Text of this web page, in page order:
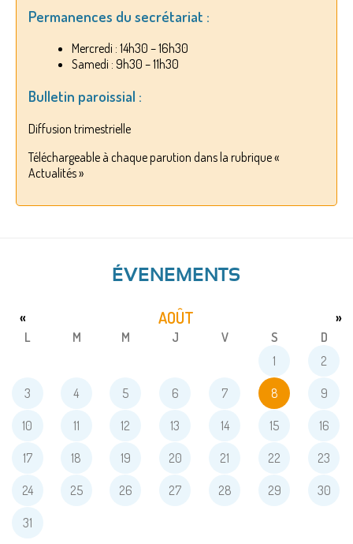
Permanences du secrétariat :
Mercredi : 14h30 – 16h30
Samedi : 9h30 – 11h30
Bulletin paroissial :
Diffusion trimestrielle
Téléchargeable à chaque parution dans la rubrique «
Actualités »
ÉVENEMENTS
AOÛT
« »
L M M J V S
D
1
2
3 4 5 6 7 8 9
10 11 12 13 14 15 16
17 18 19 20 21 22 23
24 25 26 27 28 29 30
31